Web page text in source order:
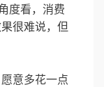
度看，消费
很难说，但
意多花一点